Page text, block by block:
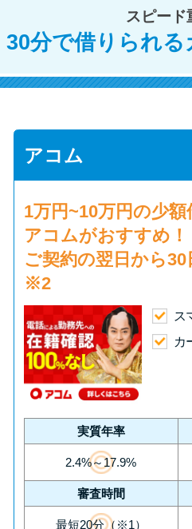
ソフト闇
は要注意！
090金融（
申し込み
ブラック
は？3つの
アコムは
る？ 自分
方法
アコムと
の？ カー
底解説！
プロミス
説！ もっ
スピード
30分で借りられ
アコム
1万円~10万円の少額
アコムがおすすめ！
ご契約の翌日から30
※2
ス
カ
実質年率
2.4%～17.9%
審査時間
最短20分（※1）